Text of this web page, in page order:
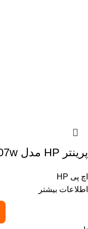
پرینتر HP مدل HP Laser 107w
اچ پی HP
اطلاعات بیشتر